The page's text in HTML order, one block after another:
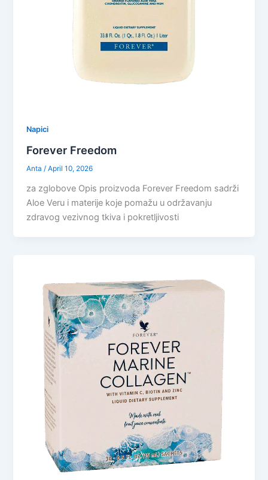
Napici
Forever Freedom
Anta /April 10, 2026
za zglobove Opis proizvoda Forever Freedom sadrži
Aloe Veru i materije koje pomažu u održavanju
zdravog vezivnog tkiva i pokretljivosti